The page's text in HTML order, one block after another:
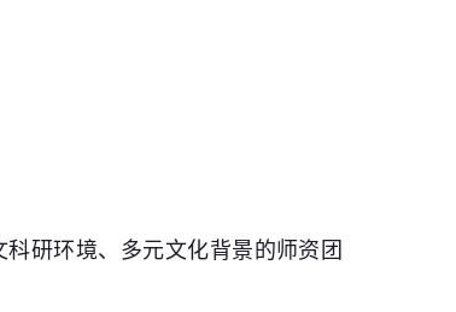
研环境、多元文化背景的师资团